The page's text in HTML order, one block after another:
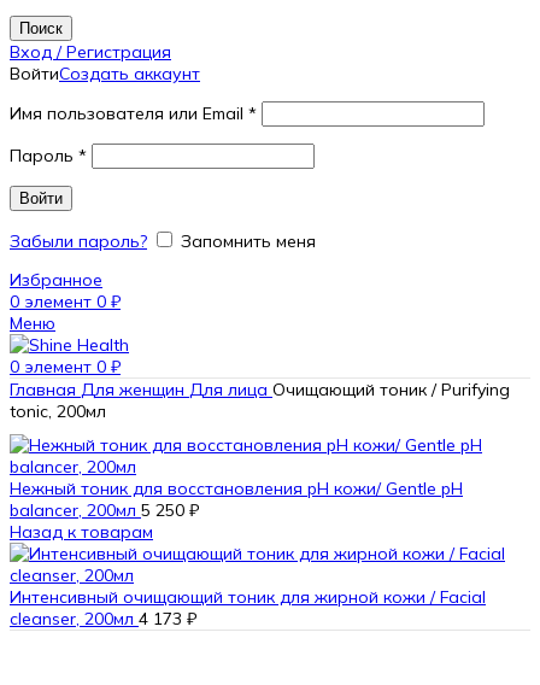
Поиск
Вход / Регистрация
ВойтиСоздать аккаунт
Имя пользователя или Email *
Пароль *
Войти
Забыли пароль?
Запомнить меня
Избранное
0 элемент 0 ₽
Меню
0 элемент 0 ₽
Главная Для женщин Для лица Очищающий тоник / Purifying
tonic, 200мл
Нежный тоник для восстановления pH кожи/ Gentle pH
balancer, 200мл 5 250 ₽
Назад к товарам
Интенсивный очищающий тоник для жирной кожи / Facial
cleanser, 200мл 4 173 ₽